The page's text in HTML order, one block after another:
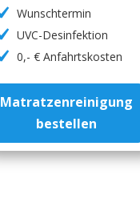
Wunschtermin
UVC-Desinfektion
0,- € Anfahrtskosten
Matratzenreinigung
bestellen